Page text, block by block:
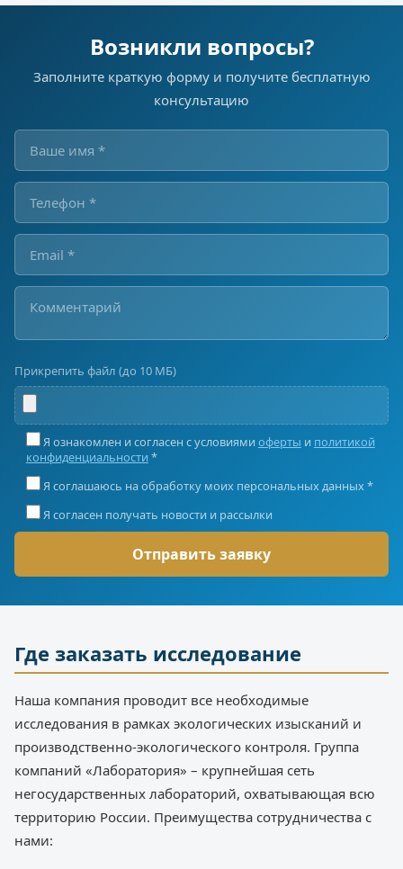
Возникли вопросы?
Заполните краткую форму и получите бесплатную
консультацию
Прикрепить файл (до 10 МБ)
Я ознакомлен и согласен с условиями оферты и политикой
конфиденциальности *
Я соглашаюсь на обработку моих персональных данных *
Я согласен получать новости и рассылки
Где заказать исследование
Наша компания проводит все необходимые
исследования в рамках экологических изысканий и
производственно-экологического контроля. Группа
компаний «Лаборатория» – крупнейшая сеть
негосударственных лабораторий, охватывающая всю
территорию России. Преимущества сотрудничества с
нами: